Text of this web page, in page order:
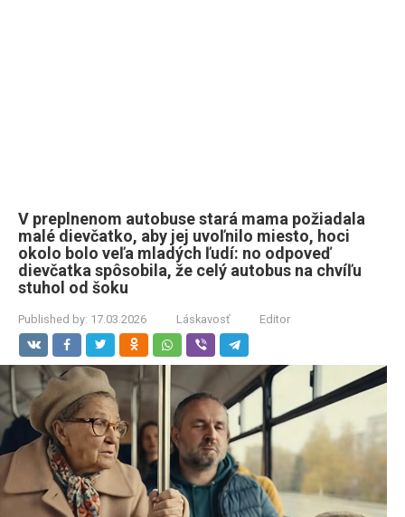
V preplnenom autobuse stará mama požiadala
malé dievčatko, aby jej uvoľnilo miesto, hoci
okolo bolo veľa mladých ľudí: no odpoveď
dievčatka spôsobila, že celý autobus na chvíľu
stuhol od šoku
Published by: 17.03.2026 Láskavosť Editor